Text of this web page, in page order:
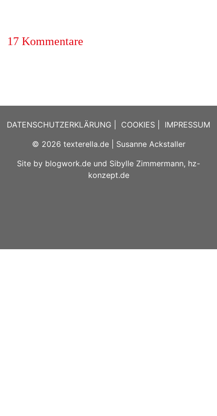
17 Kommentare
DATENSCHUTZERKLÄRUNG COOKIES
IMPRESSUM
© 2026 texterella.de| Susanne Ackstaller
Site by blogwork.de und Sibylle Zimmermann, hz-
konzept.de